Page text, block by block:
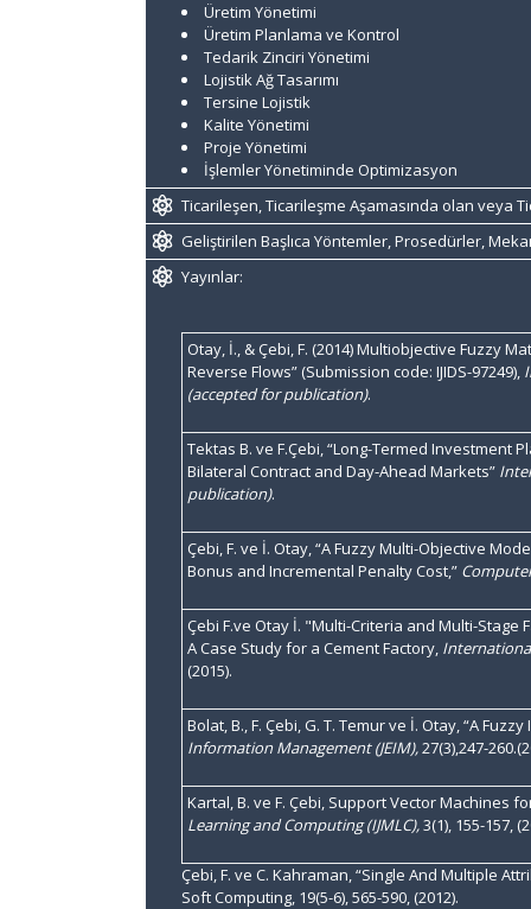
Üretim Yönetimi
Üretim Planlama ve Kontrol
Tedarik Zinciri Yönetimi
Lojistik Ağ Tasarımı
Tersine Lojistik
Kalite Yönetimi
Proje Yönetimi
İşlemler Yönetiminde Optimizasyon
Ticarileşen, Ticarileşme Aşamasında olan veya
Geliştirilen Başlıca Yöntemler, Prosedürler,
Yayınlar:
Otay, İ., & Çebi, F. (2014) Multiobjective Fuzzy
Reverse Flows” (Submission code: IJIDS-97249),
(accepted for publication).
Tektas B. ve F.Çebi, “Long-Termed
Bilateral Contract and Day-Ahead Markets”
publication).
Çebi, F. ve İ. Otay, “A Fuzzy Multi-Objective
Bonus and Incremental Penalty Cost,”
Çebi F.ve Otay İ. "Multi-Criteria and Multi-
A Case Study for a Cement Factory,
(2015).
Bolat, B., F. Çebi, G. T. Temur ve İ. Otay, “A
Information Management (JEIM),27(3),247-
Kartal, B. ve F. Çebi, Support Vector Machines
Learning and Computing (IJMLC),3(1), 155-157,
Çebi, F. ve C. Kahraman, “Single And Multiple
Soft Computing, 19(5-6), 565-590, (2012).